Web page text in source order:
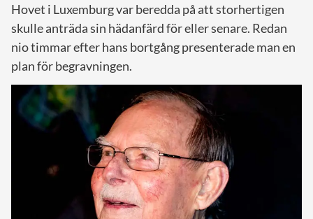
Hovet i Luxemburg var beredda på att storhertigen
skulle anträda sin hädanfärd för eller senare. Redan
nio timmar efter hans bortgång presenterade man en
plan för begravningen.